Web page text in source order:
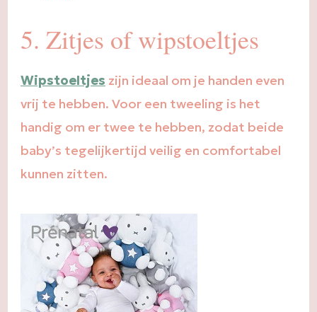
5. Zitjes of wipstoeltjes
Wipstoeltjes zijn ideaal om je handen even
vrij te hebben. Voor een tweeling is het
handig om er twee te hebben, zodat beide
baby’s tegelijkertijd veilig en comfortabel
kunnen zitten.